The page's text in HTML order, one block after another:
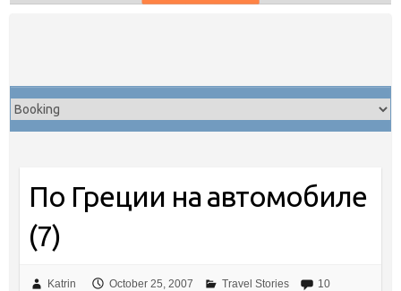
По Греции на автомобиле
(7)
Katrin October 25, 2007 Travel Stories
10